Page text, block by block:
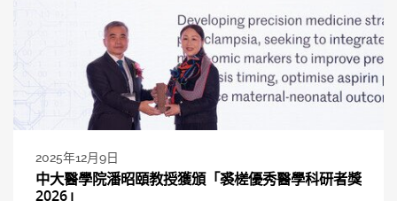
2025年12月9日
中大醫學院潘昭頤教授獲頒「裘槎優秀醫學科研者獎
2026」